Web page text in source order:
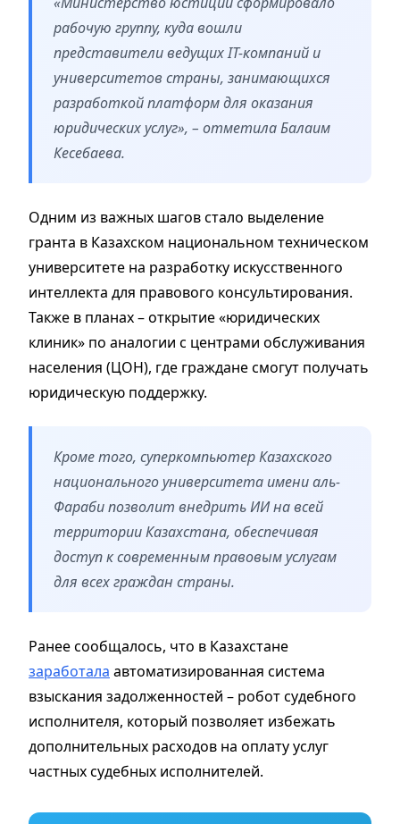
рабочую группу, куда вошли
представители ведущих IT-компаний и
университетов страны, занимающихся
разработкой платформ для оказания
юридических услуг», – отметила Балаим
Кесебаева.
Одним из важных шагов стало выделение
гранта в Казахском национальном техническом
университете на разработку искусственного
интеллекта для правового консультирования.
Также в планах – открытие «юридических
клиник» по аналогии с центрами обслуживания
населения (ЦОН), где граждане смогут получать
юридическую поддержку.
Кроме того, суперкомпьютер Казахского
национального университета имени аль-
Фараби позволит внедрить ИИ на всей
территории Казахстана, обеспечивая
доступ к современным правовым услугам
для всех граждан страны.
Ранее сообщалось, что в Казахстане
заработала автоматизированная система
взыскания задолженностей – робот судебного
исполнителя, который позволяет избежать
дополнительных расходов на оплату услуг
частных судебных исполнителей.